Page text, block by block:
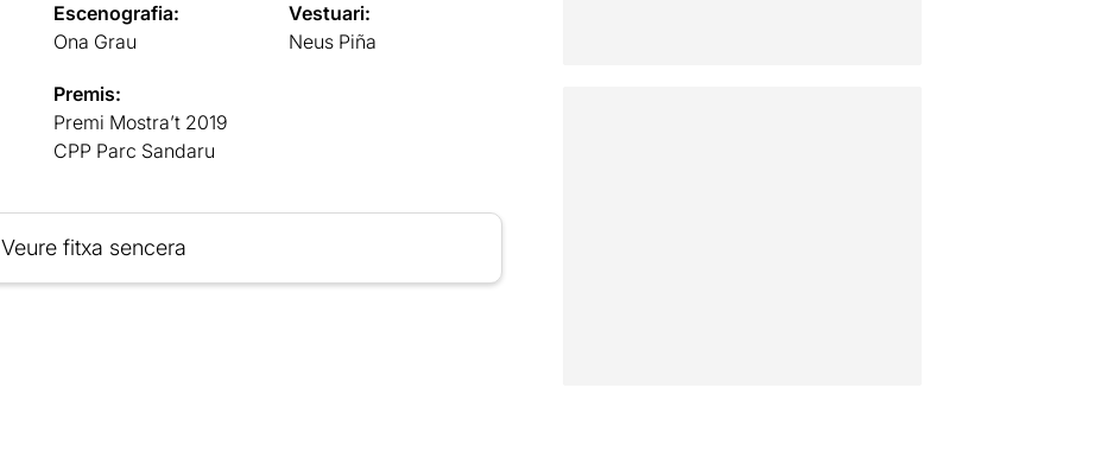
Escenografia:
Ona Grau
Vestuari:
Neus Piña
Premis:
Premi Mostra’t 2019
CPP Parc Sandaru
Veure fitxa sencera